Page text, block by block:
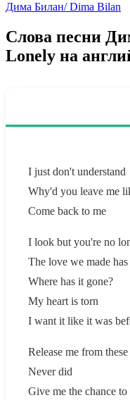
Дима Билан/ Dima Bilan
Слова песни
Lonely на
I just don't understand
Why'd you leave me
Come back to me
I look but you're no
The love we made has
Where has it gone?
My heart is torn
I want it like it was
Release me from
Never did
Give me the chance